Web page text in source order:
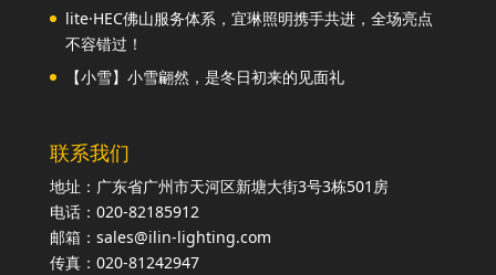
lite·HEC佛山服务体系，宜琳照明携手共进，全场亮点
不容错过！
【小雪】小雪翩然，是冬日初来的见面礼
联系我们
地址：广东省广州市天河区新塘大街3号3栋501房
电话：020-82185912
邮箱：sales@ilin-lighting.com
传真：020-81242947